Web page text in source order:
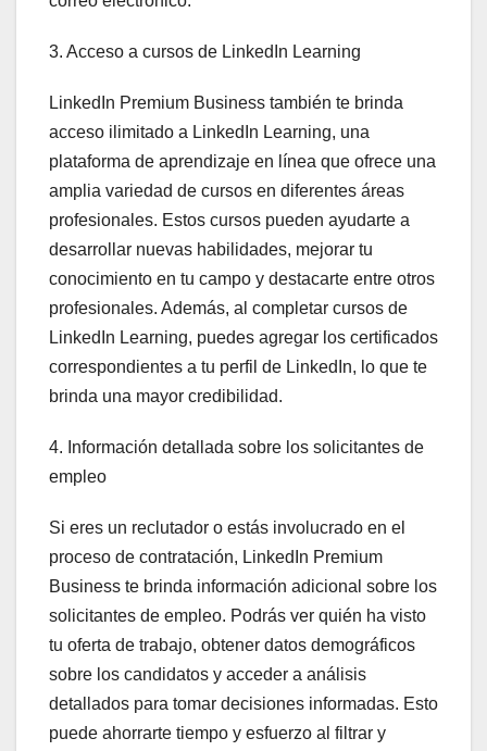
3. Acceso a cursos de LinkedIn Learning
LinkedIn Premium Business también te brinda
acceso ilimitado a LinkedIn Learning, una
plataforma de aprendizaje en línea que ofrece una
amplia variedad de cursos en diferentes áreas
profesionales. Estos cursos pueden ayudarte a
desarrollar nuevas habilidades, mejorar tu
conocimiento en tu campo y destacarte entre otros
profesionales. Además, al completar cursos de
LinkedIn Learning, puedes agregar los certificados
correspondientes a tu perfil de LinkedIn, lo que te
brinda una mayor credibilidad.
4. Información detallada sobre los solicitantes de
empleo
Si eres un reclutador o estás involucrado en el
proceso de contratación, LinkedIn Premium
Business te brinda información adicional sobre los
solicitantes de empleo. Podrás ver quién ha visto
tu oferta de trabajo, obtener datos demográficos
sobre los candidatos y acceder a análisis
detallados para tomar decisiones informadas. Esto
puede ahorrarte tiempo y esfuerzo al filtrar y